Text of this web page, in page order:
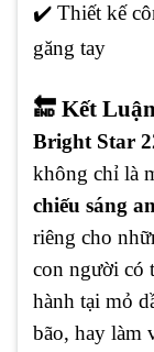
✔️ Thiết kế
găng tay
🔚 Kết
Bright Star
không chỉ là
chiếu sáng
riêng cho
con người có
hành tại mỏ
bão, hay làm